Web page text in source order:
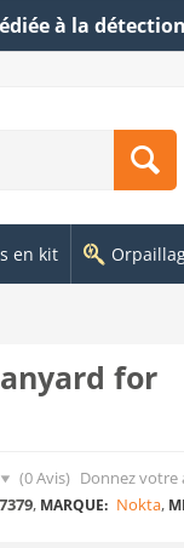
à la
en kit
for
(0Avis) Donnez votre
, MARQUE: Nokta,